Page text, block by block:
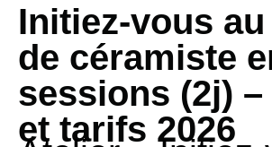
Initiez-vous
de céramiste
sessions (2j)
et tarifs 2026